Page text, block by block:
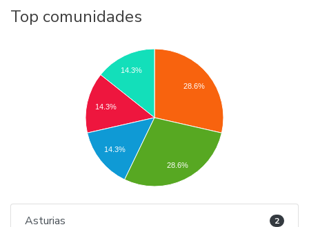
Top comunidades
28.6%
14.3%
14.3%
14.3%
28.6%
Asturias 2